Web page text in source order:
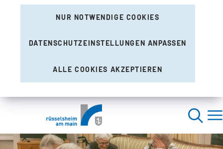
NUR NOTWENDIGE COOKIES
DATENSCHUTZEINSTELLUNGEN ANPASSEN
ALLE COOKIES AKZEPTIEREN